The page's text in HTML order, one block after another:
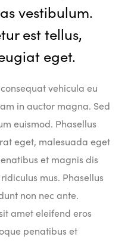
vestibulum.
est tellus,
eget.
vehicula eu
in auctor magna. Sed
euismod. Phasellus
eget, malesuada eget
et magnis dis
mus. Phasellus
non nec ante.
amet eleifend eros
penatibus et